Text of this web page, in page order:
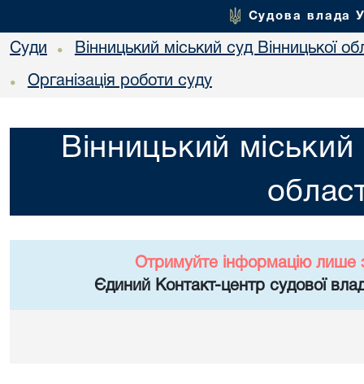
Судова влада
Суди • Вінницький міський суд Вінницької
• Організація роботи суду
Вінницький міський
Отримуйте інформацію лише
Єдиний Контакт-центр судової